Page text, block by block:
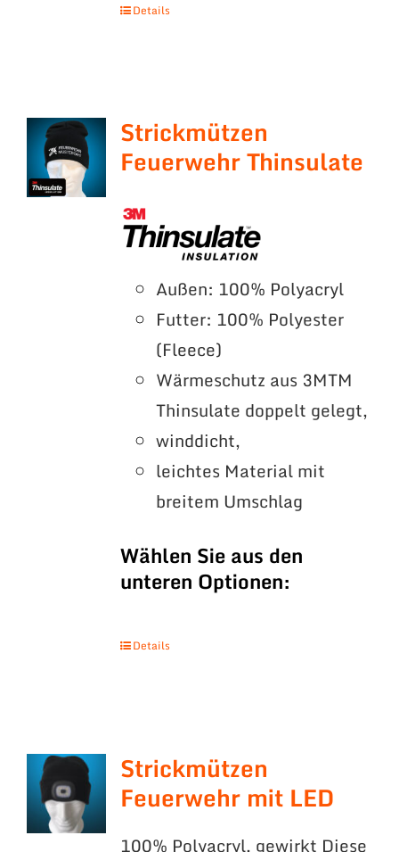
Details
Strickmützen
Feuerwehr Thinsulate
Außen: 100% Polyacryl
Futter: 100% Polyester
(Fleece)
Wärmeschutz aus 3MTM
Thinsulate doppelt gelegt,
winddicht,
leichtes Material mit
breitem Umschlag
Wählen Sie aus den
unteren Optionen:
Details
Strickmützen
Feuerwehr mit LED
100% Polyacryl, gewirkt Diese